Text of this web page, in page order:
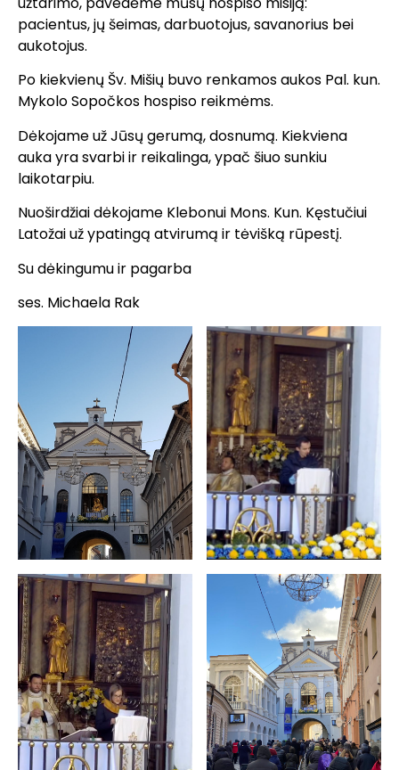
pacientus, jų šeimas, darbuotojus, savanorius bei
aukotojus.
Po kiekvienų Šv. Mišių buvo renkamos aukos Pal. kun.
Mykolo Sopočkos hospiso reikmėms.
Dėkojame už Jūsų gerumą, dosnumą. Kiekviena
auka yra svarbi ir reikalinga, ypač šiuo sunkiu
laikotarpiu.
Nuoširdžiai dėkojame Klebonui Mons. Kun. Kęstučiui
Latožai už ypatingą atvirumą ir tėvišką rūpestį.
Su dėkingumu ir pagarba
ses. Michaela Rak